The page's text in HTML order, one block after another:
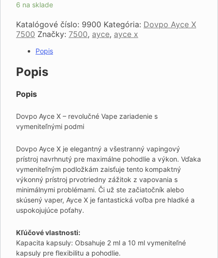
6 na sklade
Katalógové číslo: 9900 Kategória: Dovpo Ayce X
7500 Značky: 7500, ayce, ayce x
Popis
Popis
Popis
Dovpo Ayce X – revolučné Vape zariadenie s
vymeniteľnými podmi
Dovpo Ayce X je elegantný a všestranný vapingový
prístroj navrhnutý pre maximálne pohodlie a výkon. Vďaka
vymeniteľným podložkám zaisťuje tento kompaktný
výkonný prístroj prvotriedny zážitok z vapovania s
minimálnymi problémami. Či už ste začiatočník alebo
skúsený vaper, Ayce X je fantastická voľba pre hladké a
uspokojujúce poťahy.
Kľúčové vlastnosti:
Kapacita kapsuly: Obsahuje 2 ml a 10 ml vymeniteľné
kapsuly pre flexibilitu a pohodlie.